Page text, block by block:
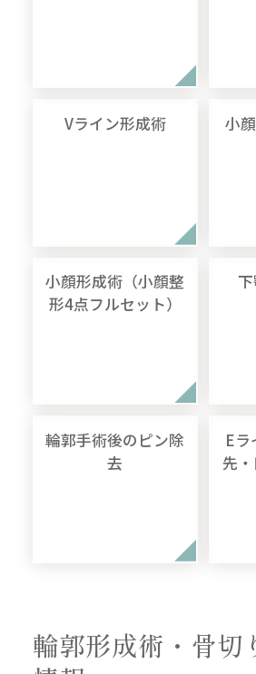
Vライン形成術
小
小顔形成術（小顔整
形4点フルセット）
輪郭手術後のピン除
去
E
先
輪郭形成術・骨切